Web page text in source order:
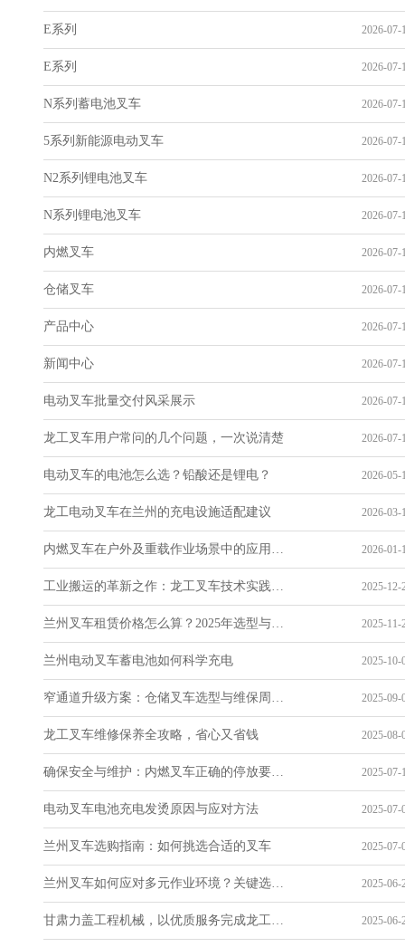
E系列 2026-07-
E系列 2026-07-
N系列蓄电池叉车 2026-07-
5系列新能源电动叉车 2026-07-
N2系列锂电池叉车 2026-07-
N系列锂电池叉车 2026-07-
内燃叉车 2026-07-
仓储叉车 2026-07-
产品中心 2026-07-
新闻中心 2026-07-
电动叉车批量交付风采展示 2026-07-
龙工叉车用户常问的几个问题，一次说清楚 2026-07-
电动叉车的电池怎么选？铅酸还是锂电？ 2026-05-
龙工电动叉车在兰州的充电设施适配建议 2026-03-
内燃叉车在户外及重载作业场景中的应用与技术特点 2026-01-
工业搬运的革新之作：龙工叉车技术实践与价值解析 2025-12-
兰州叉车租赁价格怎么算？2025年选型与成本指南 2025-11-
兰州电动叉车蓄电池如何科学充电 2025-10-
窄通道升级方案：仓储叉车选型与维保周期表 2025-09-
龙工叉车维修保养全攻略，省心又省钱 2025-08-
确保安全与维护：内燃叉车正确的停放要求指南 2025-07-
电动叉车电池充电发烫原因与应对方法 2025-07-
兰州叉车选购指南：如何挑选合适的叉车 2025-07-
兰州叉车如何应对多元作业环境？关键选型与适应性分析 2025-06-
甘肃力盖工程机械，以优质服务完成龙工叉车交付 2025-06-